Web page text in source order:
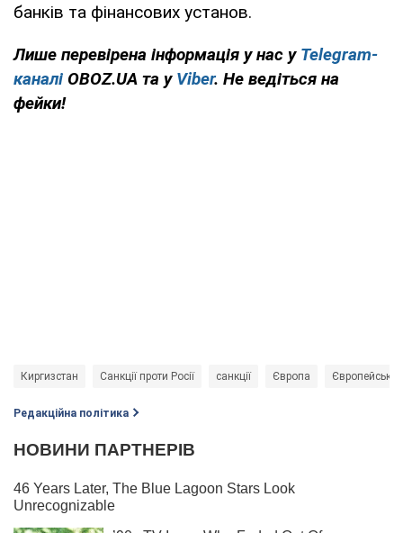
банків та фінансових установ.
Лише перевірена інформація у нас у Telegram-
каналі OBOZ.UA та у Viber. Не ведіться на
фейки!
Киргизстан Санкції проти Росії санкції Європа
Редакційна політика